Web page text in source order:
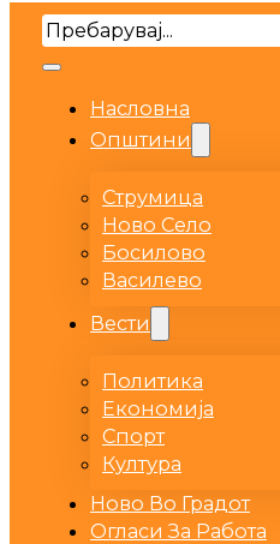
Search
Насловна
Општини
Струмица
Ново Село
Босилово
Василево
Вести
Политика
Економија
Спорт
Култура
Ново Во Градот
Огласи За Работа